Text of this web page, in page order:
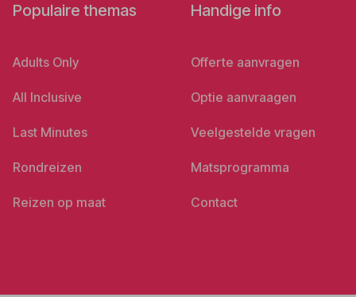
Populaire themas
Adults Only
All Inclusive
Last Minutes
Rondreizen
Reizen op maat
Handige info
Offerte aanvragen
Optie aanvraagen
Veelgestelde vragen
Matsprogramma
Contact